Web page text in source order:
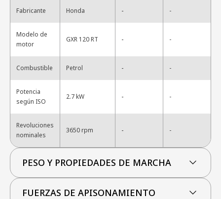
Fabricante Honda - -
Modelo de
motor
GXR 120 RT - -
Combustible Petrol - -
Potencia
según ISO
2.7 kW - -
Revoluciones
nominales
3650 rpm - -
PESO Y PROPIEDADES DE MARCHA
FUERZAS DE APISONAMIENTO